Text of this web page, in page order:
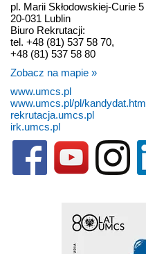
pl. Marii Skłodowskiej-Curie 5
20-031 Lublin
Biuro Rekrutacji:
tel. +48 (81) 537 58 70,
+48 (81) 537 58 80
Zobacz na mapie »
www.umcs.pl
www.umcs.pl/pl/kandydat.htm
rekrutacja.umcs.pl
irk.umcs.pl